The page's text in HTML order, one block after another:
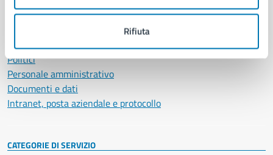
Rifiuta
Municipalità
Enti e fondazioni
Politici
Personale amministrativo
Documenti e dati
Intranet, posta aziendale e protocollo
CATEGORIE DI SERVIZIO